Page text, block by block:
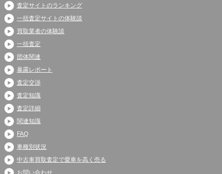
査定サイトのランキング
一括査定サイトの体験談
買取業者の体験談
一括査定
団体関連
暴露レポート
査定交渉
査定知識
査定詳細
関連知識
FAQ
車種別状況
中古車買取査定で愛車を高く売る
お問い合わせ